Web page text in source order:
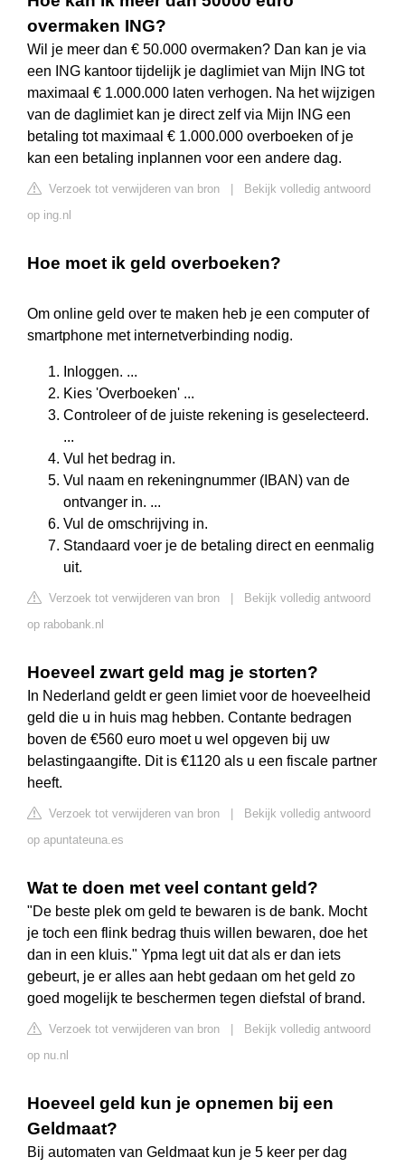
overmaken ING?
Wil je meer dan € 50.000 overmaken? Dan kan je via
een ING kantoor tijdelijk je daglimiet van Mijn ING tot
maximaal € 1.000.000 laten verhogen. Na het wijzigen
van de daglimiet kan je direct zelf via Mijn ING een
betaling tot maximaal € 1.000.000 overboeken of je
kan een betaling inplannen voor een andere dag.
Verzoek tot verwijderen van bron
Bekijk volledig antwoord
op ing.nl
Hoe moet ik geld overboeken?
Om online geld over te maken heb je een computer of
smartphone met internetverbinding nodig.
Inloggen. ...
Kies 'Overboeken' ...
Controleer of de juiste rekening is geselecteerd.
...
Vul het bedrag in.
Vul naam en rekeningnummer (IBAN) van de
ontvanger in. ...
Vul de omschrijving in.
Standaard voer je de betaling direct en eenmalig
uit.
Verzoek tot verwijderen van bron
Bekijk volledig antwoord
op rabobank.nl
Hoeveel zwart geld mag je storten?
In Nederland geldt er geen limiet voor de hoeveelheid
geld die u in huis mag hebben. Contante bedragen
boven de €560 euro moet u wel opgeven bij uw
belastingaangifte. Dit is €1120 als u een fiscale partner
heeft.
Verzoek tot verwijderen van bron
Bekijk volledig antwoord
op apuntateuna.es
Wat te doen met veel contant geld?
"De beste plek om geld te bewaren is de bank. Mocht
je toch een flink bedrag thuis willen bewaren, doe het
dan in een kluis." Ypma legt uit dat als er dan iets
gebeurt, je er alles aan hebt gedaan om het geld zo
goed mogelijk te beschermen tegen diefstal of brand.
Verzoek tot verwijderen van bron
Bekijk volledig antwoord
op nu.nl
Hoeveel geld kun je opnemen bij een
Geldmaat?
Bij automaten van Geldmaat kun je 5 keer per dag